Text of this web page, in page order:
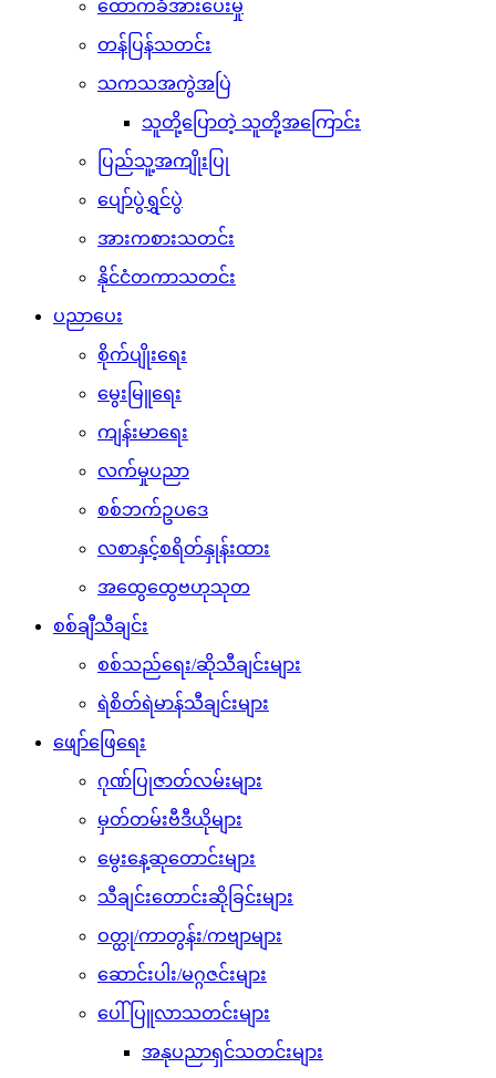
ထောက်ခံအားပေးမှု
တန်ပြန်သတင်း
သကသအကွဲအပြဲ
သူတို့ပြောတဲ့ သူတို့အကြောင်း
ပြည်သူ့အကျိုးပြု
ပျော်ပွဲရွှင်ပွဲ
အားကစားသတင်း
နိုင်ငံတကာသတင်း
ပညာပေး
စိုက်ပျိုးရေး
မွေးမြူရေး
ကျန်းမာရေး
လက်မှုပညာ
စစ်ဘက်ဥပဒေ
လစာနှင့်စရိတ်နှုန်းထား
အထွေထွေဗဟုသုတ
စစ်ချီသီချင်း
စစ်သည်ရေး/ဆိုသီချင်းများ
ရဲစိတ်ရဲမာန်သီချင်းများ
ဖျော်ဖြေရေး
ဂုဏ်ပြုဇာတ်လမ်းများ
မှတ်တမ်းဗီဒီယိုများ
မွေးနေ့ဆုတောင်းများ
သီချင်းတောင်းဆိုခြင်းများ
ဝတ္ထု/ကာတွန်း/ကဗျာများ
ဆောင်းပါး/မဂ္ဂဇင်းများ
ပေါ်ပြူလာသတင်းများ
အနုပညာရှင်သတင်းများ